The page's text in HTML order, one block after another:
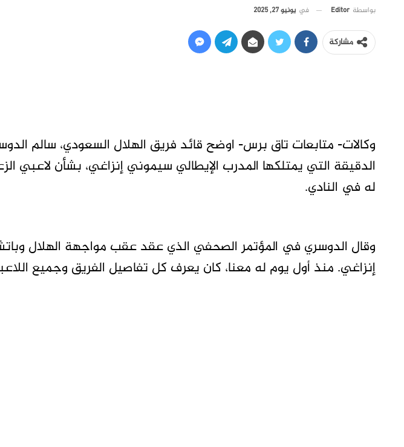
بواسطة Editor في يونيو 27, 2025
مشاركة
وكالات- متابعات تاق برس- اوضح قائد فريق الهلال السعودي، سالم
الدقيقة التي يمتلكها المدرب الإيطالي سيموني إنزاغي، بشأن لاعبي
له في النادي.
وقال الدوسري في المؤتمر الصحفي الذي عقد عقب مواجهة الهلال
إنزاغي. منذ أول يوم له معنا، كان يعرف كل تفاصيل الفريق وجميع